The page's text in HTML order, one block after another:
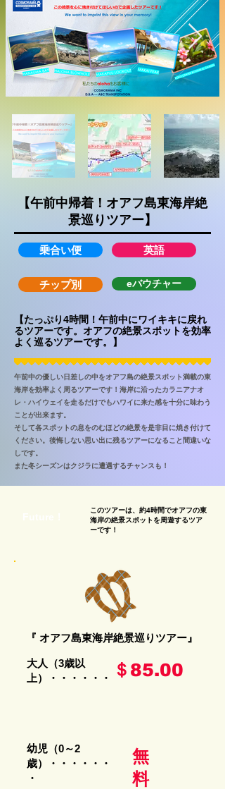
【午前中帰着！オアフ島東海岸絶
景巡りツアー】
乗合い便
チップ別
英語
eバウチャー
【たっぷり4時間！午前中にワイキキに戻れ
るツアーです。オアフの絶景スポットを効率
よく巡るツアーです。】
午前中の優しい日差しの中をオアフ島の絶景スポット満載の東
海岸を効率よく周るツアーです！海岸に沿ったカラニアナオ
レ・ハイウェイを走るだけでもハワイに来た感を十分に味わう
ことが出来ます。
そして各スポットの息をのむほどの絶景を是非目に焼き付けて
ください。後悔しない思い出に残るツアーになること間違いな
しです。
また冬シーズンはクジラに遭遇するチャンスも！
このツアーは、約4時間でオアフの東
海岸の絶景スポットを周遊するツア
ーです！
ここがツアーのセールスポイント！
①ハワイの絶景スポットを約4時間で効率よく周遊！
②8時出発でワイキキにお昼前に帰着！
③立寄り先は盛りだくさんの全7か所！
③1名様のご参加もＯＫ！ひとり旅の方にもおすすめです！
『 オアフ島東海岸絶景巡りツアー』
大人（3歳以
上）・・・・・・
＄85.00
幼児（0～2
歳）・・・・・・
・
無
料